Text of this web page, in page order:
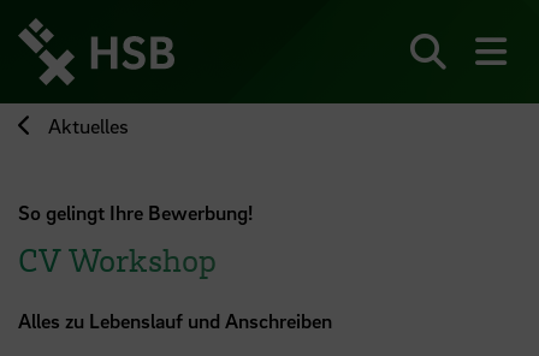
zum
Seiteninhalt
springen
Aktuelles
So gelingt Ihre Bewerbung!
CV Workshop
Alles zu Lebenslauf und Anschreiben